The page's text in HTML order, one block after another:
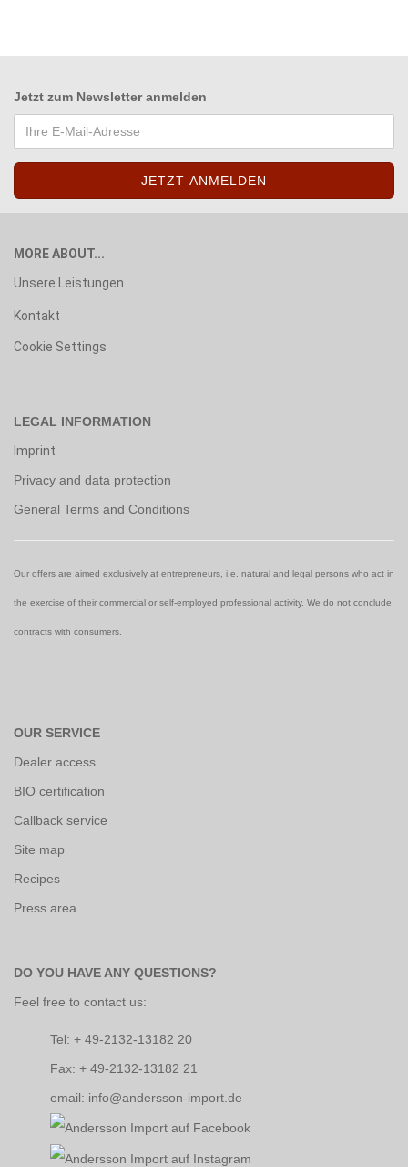
Jetzt zum Newsletter anmelden
MORE ABOUT...
Unsere Leistungen
Kontakt
Cookie Settings
LEGAL INFORMATION
Imprint
Privacy and data protection
General Terms and Conditions
Our offers are aimed exclusively at entrepreneurs, i.e. natural and legal persons who act in
the exercise of their commercial or self-employed professional activity. We do not conclude
contracts with consumers.
OUR SERVICE
Dealer access
BIO certification
Callback service
Site map
Recipes
Press area
DO YOU HAVE ANY QUESTIONS?
Feel free to contact us:
Tel: + 49-2132-13182 20
Fax: + 49-2132-13182 21
email: info@andersson-import.de